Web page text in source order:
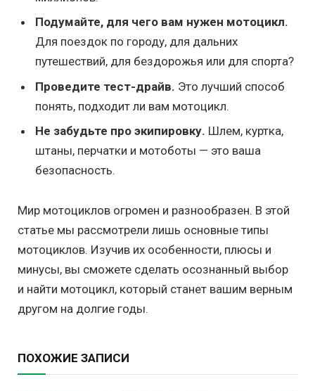
Подумайте, для чего вам нужен мотоцикл.
Для поездок по городу, для дальних
путешествий, для бездорожья или для спорта?
Проведите тест-драйв. Это лучший способ
понять, подходит ли вам мотоцикл.
Не забудьте про экипировку. Шлем, куртка,
штаны, перчатки и мотоботы — это ваша
безопасность.
Мир мотоциклов огромен и разнообразен. В этой
статье мы рассмотрели лишь основные типы
мотоциклов. Изучив их особенности, плюсы и
минусы, вы сможете сделать осознанный выбор
и найти мотоцикл, который станет вашим верным
другом на долгие годы.
ПОХОЖИЕ ЗАПИСИ